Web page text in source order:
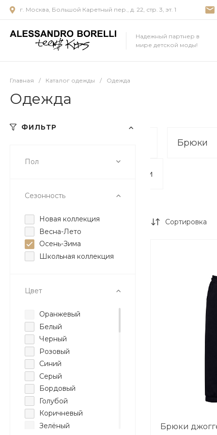
г. Москва, Большой Каретный пер., д. 22, стр. 3, эт. 1
Надежный партнер в
мире детской моды!
Главная / Каталог одежды / Одежда
Одежда
ФИЛЬТР
Пол
Сезонность
Новая коллекция
Весна-Лето
Осень-Зима
Школьная коллекция
Цвет
Оранжевый
Белый
Черный
Розовый
Синий
Серый
Бордовый
Голубой
Коричневый
Зелёный
Брюки
Юбки
Сортировка
Брюки